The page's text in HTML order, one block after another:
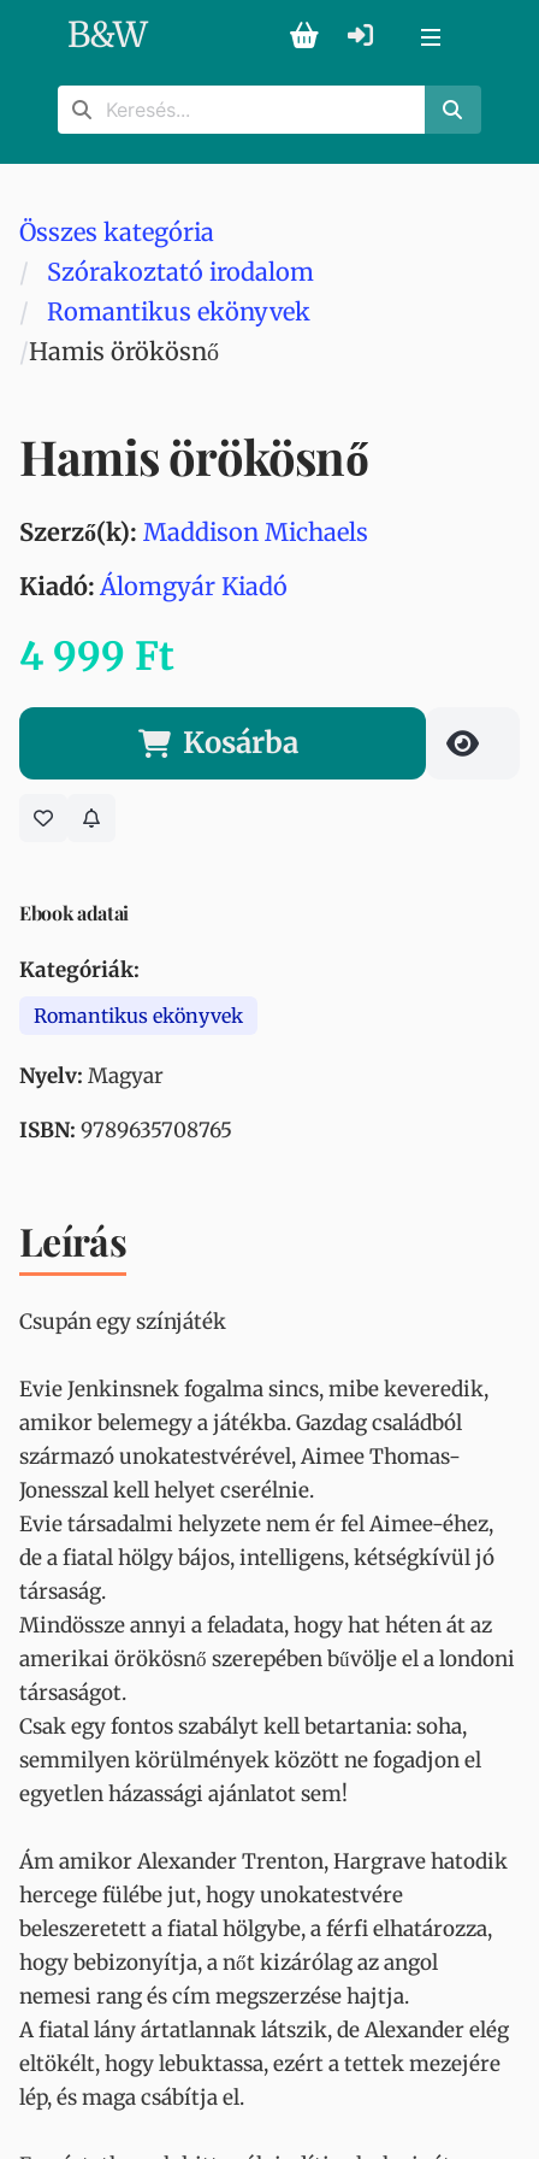
B&W
Összes kategória
Szórakoztató irodalom
Romantikus ekönyvek
Hamis örökösnő
Hamis örökösnő
Szerző(k): Maddison Michaels
Kiadó: Álomgyár Kiadó
4 999 Ft
Kosárba
Ebook adatai
Kategóriák:
Romantikus ekönyvek
Nyelv: Magyar
ISBN: 9789635708765
Leírás
Csupán egy színjáték
Evie Jenkinsnek fogalma sincs, mibe keveredik,
amikor belemegy a játékba. Gazdag családból
származó unokatestvérével, Aimee Thomas-
Jonesszal kell helyet cserélnie.
Evie társadalmi helyzete nem ér fel Aimee-éhez,
de a fiatal hölgy bájos, intelligens, kétségkívül jó
társaság.
Mindössze annyi a feladata, hogy hat héten át az
amerikai örökösnő szerepében bűvölje el a londoni
társaságot.
Csak egy fontos szabályt kell betartania: soha,
semmilyen körülmények között ne fogadjon el
egyetlen házassági ajánlatot sem!
Ám amikor Alexander Trenton, Hargrave hatodik
hercege fülébe jut, hogy unokatestvére
beleszeretett a fiatal hölgybe, a férfi elhatározza,
hogy bebizonyítja, a nőt kizárólag az angol
nemesi rang és cím megszerzése hajtja.
A fiatal lány ártatlannak látszik, de Alexander elég
eltökélt, hogy lebuktassa, ezért a tettek mezejére
lép, és maga csábítja el.